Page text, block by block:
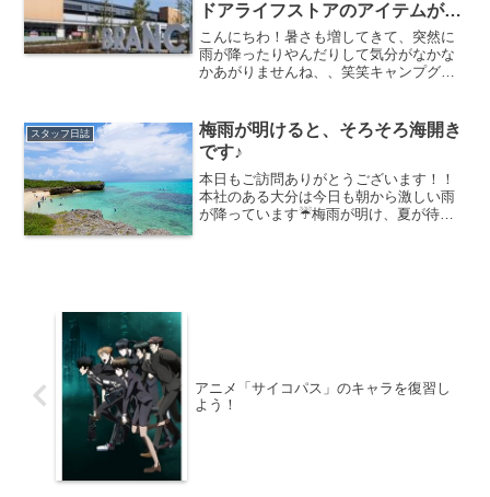
ドアライフストアのアイテムが素
晴らしい！！
こんにちわ！暑さも増してきて、突然に
雨が降ったりやんだりして気分がなかな
かあがりませんね、、笑笑キャンプグッ
って雨が降ったので中止になってしまい
ました。私はキャンプはだ...
スタッフ日誌
梅雨が明けると、そろそろ海開き
です♪
本日もご訪問ありがとうございます！！
本社のある大分は今日も朝から激しい雨
が降っています☔️梅雨が明け、夏が待ち
アニメ「サイコパス」のキャラを復習し
よう！